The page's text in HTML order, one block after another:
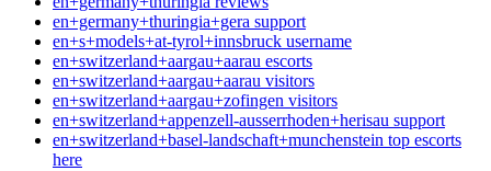
en+germany+thuringia+gera support
en+s+models+at-tyrol+innsbruck username
en+switzerland+aargau+aarau escorts
en+switzerland+aargau+aarau visitors
en+switzerland+aargau+zofingen visitors
en+switzerland+appenzell-ausserrhoden+herisau support
en+switzerland+basel-landschaft+munchenstein top escorts
here